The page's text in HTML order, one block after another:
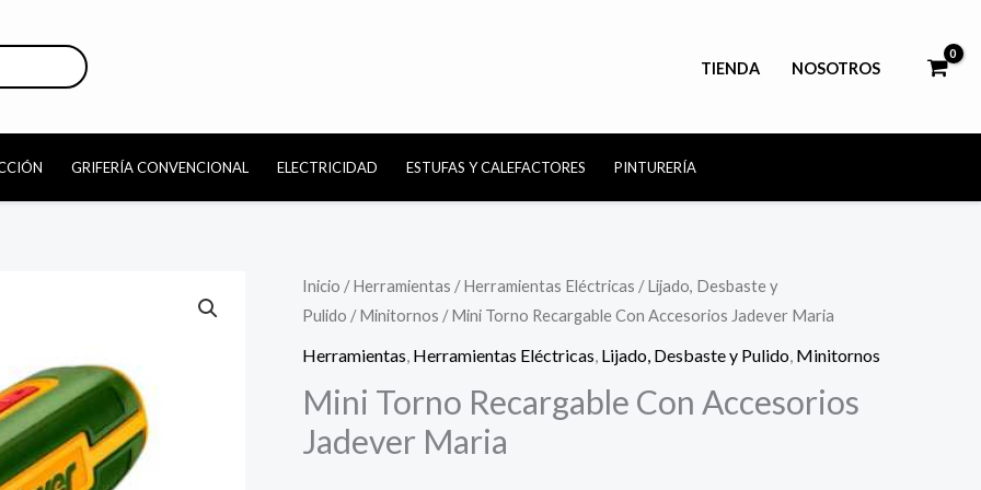
TIENDA NOSOTROS
GRIFERÍA CONVENCIONAL ELECTRICIDAD ESTUFAS Y CALEFACTORES PINTURERÍA
Inicio /Herramientas /Herramientas Eléctricas /Lijado, Desbaste y
Pulido /Minitornos / Mini Torno Recargable Con Accesorios Jadever Maria
Herramientas Herramientas Eléctricas Lijado, Desbaste y Pulido Minitornos
Mini Torno Recargable Con Accesorios
Jadever Maria
Mini
Torno
Recargable
Accesorios
Jadever